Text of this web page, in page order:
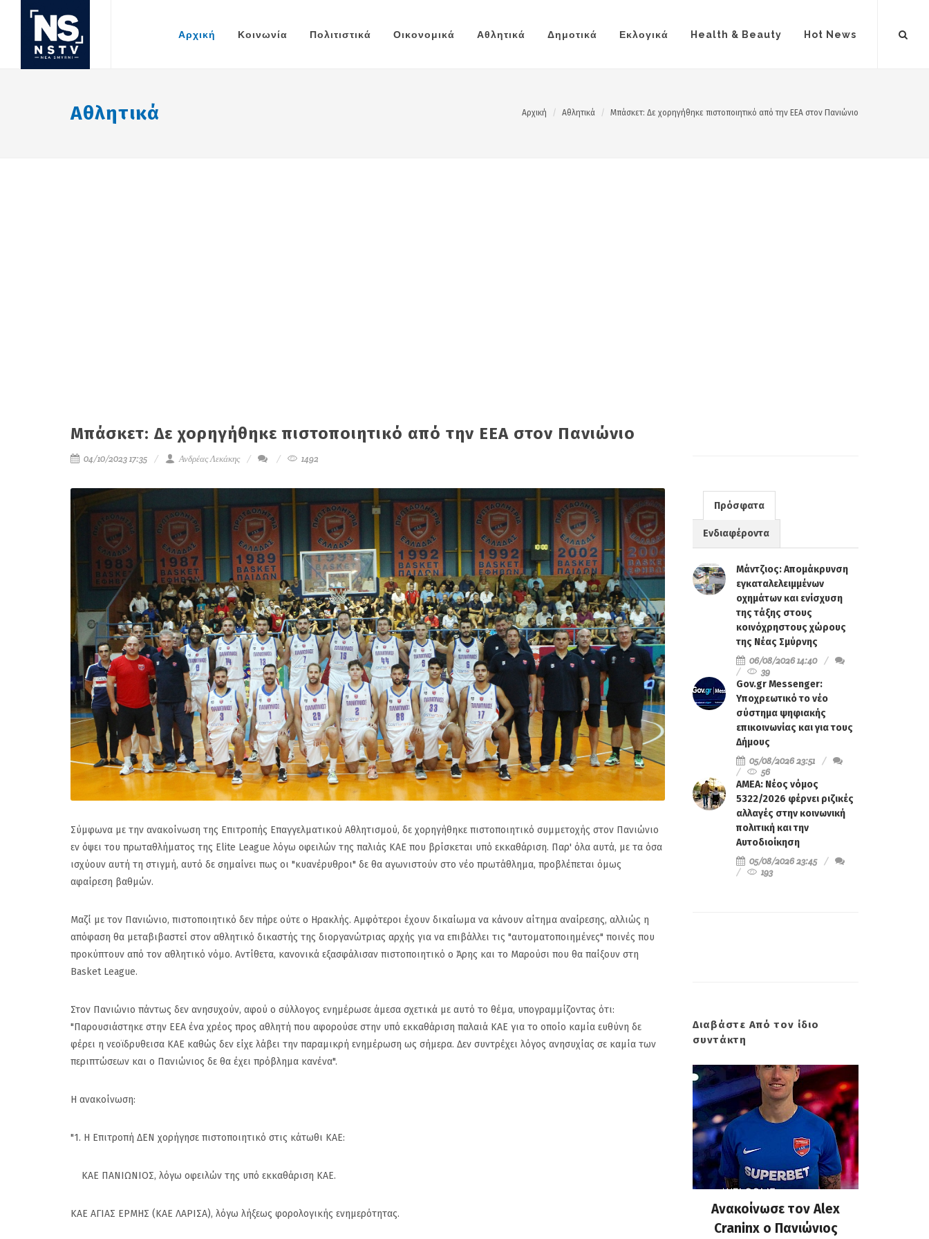
Αρχική Κοινωνία Πολιτιστικά Οικονομικά Αθλητικά Δημοτικά Εκλογικά Health & Beauty Hot News
Αθλητικά Αρχική Αθλητικά Μπάσκετ: Δε χορηγήθηκε πιστοποιητικό από την ΕΕΑ στον Πανιώνιο
Μπάσκετ: Δε χορηγήθηκε πιστοποιητικό από την ΕΕΑ στον Πανιώνιο
04/10/2023 17:35 Ανδρέας Λεκάκης 1492
Σύμφωνα με την ανακοίνωση της Επιτροπής Επαγγελματικού Αθλητισμού, δε χορηγήθηκε πιστοποιητικό συμμετοχής στον Πανιώνιο
εν όψει του πρωταθλήματος της Elite League λόγω οφειλών της παλιάς ΚΑΕ που βρίσκεται υπό εκκαθάριση. Παρ' όλα αυτά, με τα όσα
ισχύουν αυτή τη στιγμή, αυτό δε σημαίνει πως οι "κυανέρυθροι" δε θα αγωνιστούν στο νέο πρωτάθλημα, προβλέπεται όμως
αφαίρεση βαθμών.
Μαζί με τον Πανιώνιο, πιστοποιητικό δεν πήρε ούτε ο Ηρακλής. Αμφότεροι έχουν δικαίωμα να κάνουν αίτημα αναίρεσης, αλλιώς η
απόφαση θα μεταβιβαστεί στον αθλητικό δικαστής της διοργανώτριας αρχής για να επιβάλλει τις "αυτοματοποιημένες" ποινές που
προκύπτουν από τον αθλητικό νόμο. Αντίθετα, κανονικά εξασφάλισαν πιστοποιητικό ο Άρης και το Μαρούσι που θα παίξουν στη
Basket League.
Στον Πανιώνιο πάντως δεν ανησυχούν, αφού ο σύλλογος ενημέρωσε άμεσα σχετικά με αυτό το θέμα, υπογραμμίζοντας ότι:
"Παρουσιάστηκε στην ΕΕΑ ένα χρέος προς αθλητή που αφορούσε στην υπό εκκαθάριση παλαιά ΚΑΕ για το οποίο καμία ευθύνη δε
φέρει η νεοϊδρυθεισα ΚΑΕ καθώς δεν είχε λάβει την παραμικρή ενημέρωση ως σήμερα. Δεν συντρέχει λόγος ανησυχίας σε καμία των
περιπτώσεων και ο Πανιώνιος δε θα έχει πρόβλημα κανένα".
Η ανακοίνωση:
"1. Η Επιτροπή ΔΕΝ χορήγησε πιστοποιητικό στις κάτωθι ΚΑΕ:
ΚΑΕ ΠΑΝΙΩΝΙΟΣ, λόγω οφειλών της υπό εκκαθάριση ΚΑΕ.
ΚΑΕ ΑΓΙΑΣ ΕΡΜΗΣ (ΚΑΕ ΛΑΡΙΣΑ), λόγω λήξεως φορολογικής ενημερότητας.
Πρόσφατα
Ενδιαφέροντα
Μάντζιος: Απομάκρυνση
εγκαταλελειμμένων
οχημάτων και ενίσχυση
της τάξης στους
κοινόχρηστους χώρους
της Νέας Σμύρνης
06/08/2026 14:40
39
Gov.gr Messenger:
Υποχρεωτικό το νέο
σύστημα ψηφιακής
επικοινωνίας και για τους
Δήμους
05/08/2026 23:51
56
ΑΜΕΑ: Νέος νόμος
5322/2026 φέρνει ριζικές
αλλαγές στην κοινωνική
πολιτική και την
Αυτοδιοίκηση
05/08/2026 23:45
193
Διαβάστε Από τον ίδιο
συντάκτη
Πανιώνιος: Η επίσημη
Ανακοίνωσε τον Alex
Ανακοίνωσε τον Alex
Craninx ο Πανιώνιος